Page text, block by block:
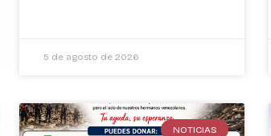
5 de agosto de 2026
NOTICIAS